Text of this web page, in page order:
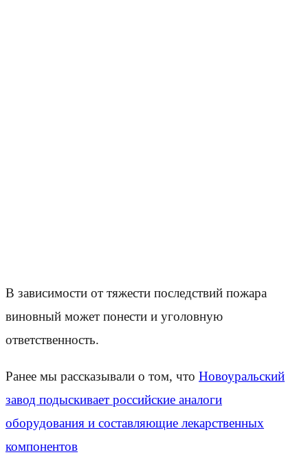
В зависимости от тяжести последствий пожара
виновный может понести и уголовную
ответственность.
Ранее мы рассказывали о том, что Новоуральский
завод подыскивает российские аналоги
оборудования и составляющие лекарственных
компонентов